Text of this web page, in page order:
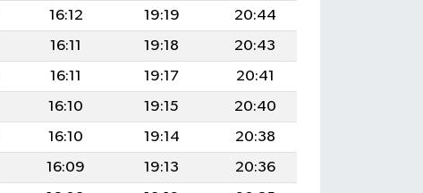
16:12 19:19
20:44
16:11 19:18
20:43
16:11 19:17
20:41
16:10 19:15
20:40
16:10 19:14
20:38
16:09 19:13
20:36